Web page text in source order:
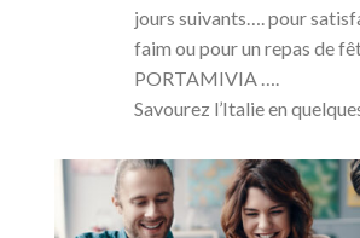
jours suivants…. pour
faim ou pour un repas de
PORTAMIVIA ….
Savourez l’Italie en